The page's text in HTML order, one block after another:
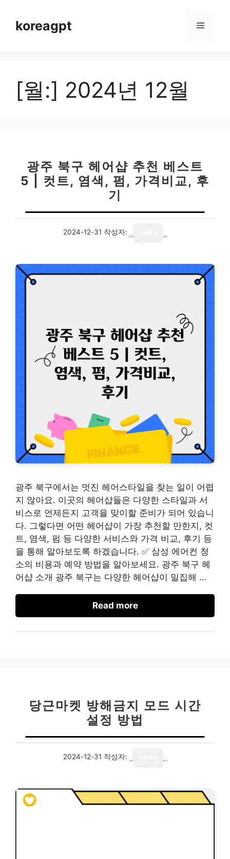
koreagpt 메
[월:] 2024년 12월
광주 북구 헤어샵 추천 베스트
5 | 컷트, 염색, 펌, 가격비교, 후
기
2024-12-31 작성자:
광주 북구에서는 멋진 헤어스타일을 찾는 일이 어렵
지 않아요. 이곳의 헤어샵들은 다양한 스타일과 서
비스로 언제든지 고객을 맞이할 준비가 되어 있습니
다. 그렇다면 어떤 헤어샵이 가장 추천할 만한지, 컷
트, 염색, 펌 등 다양한 서비스와 가격 비교, 후기 등
을 통해 알아보도록 하겠습니다. ✅ 삼성 에어컨 청
소의 비용과 예약 방법을 알아보세요. 광주 북구 헤
어샵 소개 광주 북구는 다양한 헤어샵이 밀집해 …
Read more
당근마켓 방해금지 모드 시간
설정 방법
2024-12-31 작성자: